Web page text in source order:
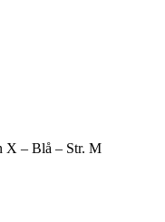
X – Blå – Str. M